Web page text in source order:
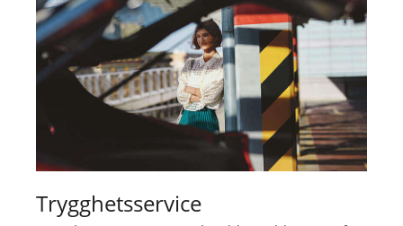
Trygghetsservice